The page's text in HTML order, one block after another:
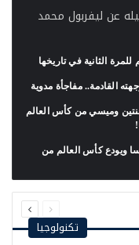
عن ليفربول محمد
للمرة الثانية في تاريخها
القادمة.. مفاجأة مدوية
وميسي من كأس العالم
ويودع كأس العالم من
الصفحة
السابقة
الصفحة
التالية
تكنولوجيا